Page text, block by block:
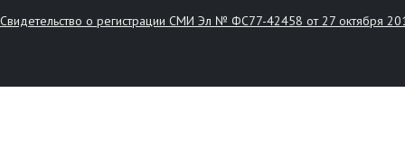
Свидетельство о регистрации СМИ Эл № ФС77-42458 от 27 октября